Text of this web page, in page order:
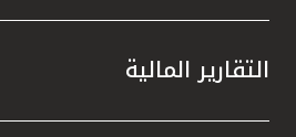
التقارير المالية